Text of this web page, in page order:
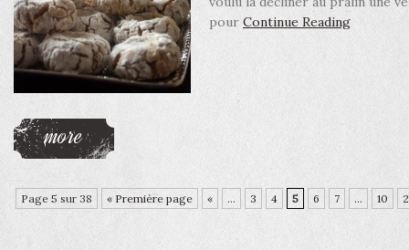
pour Continue Reading
more
Page 5 sur 38 « Première page « ... 3 4 5 6 7 ... 10